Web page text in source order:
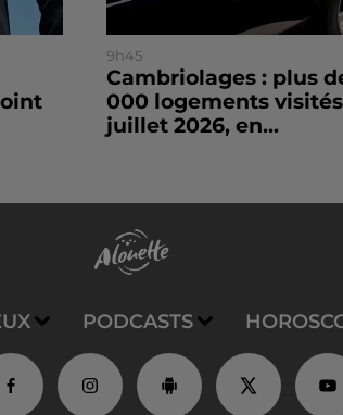
9h45
Cambriolages : plus
000 logements
juillet 2026, en...
PODCASTS